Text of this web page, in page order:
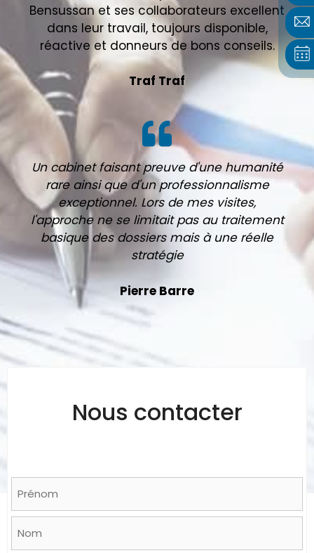
Bensussan et ses collaborateurs excellent
dans leur travail, toujours disponible,
réactive et donneurs de bons conseils.
Traf Traf
Un cabinet faisant preuve d'une humanité
rare ainsi que d'un professionnalisme
exceptionnel. Lors de mes visites,
l'approche ne se limitait pas au traitement
basique des dossiers mais à une réelle
stratégie
Pierre Barre
Nous contacter
Prénom